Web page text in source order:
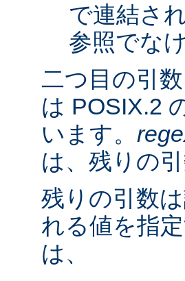
で連結さ
参照でな
二つ目の引
は POSIX.2
います。
は、残りの
残りの引数
れる値を指
は、